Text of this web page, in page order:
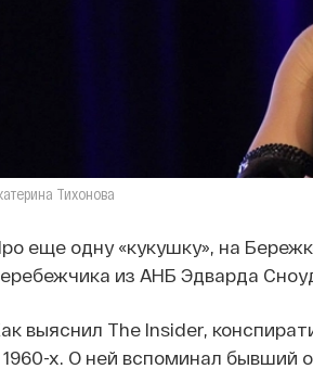
Тихонова
еще одну «кукушку», на
из АНБ Эдварда
выяснил The Insider,
1960-х. О ней вспоминал бывший